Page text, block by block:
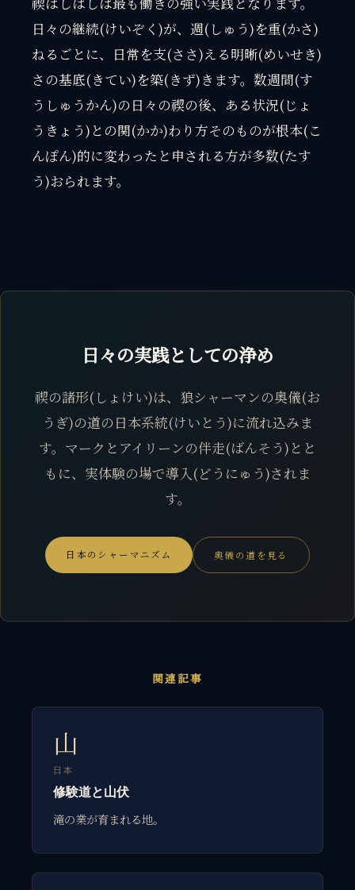
日々の継続(けいぞく)が、週(しゅう)を重(かさ)
ねるごとに、日常を支(ささ)える明晰(めいせき)
さの基底(きてい)を築(きず)きます。数週間(す
うしゅうかん)の日々の禊の後、ある状況(じょ
うきょう)との関(かか)わり方そのものが根本(こ
んぽん)的に変わったと申される方が多数(たす
う)おられます。
日々の実践としての浄め
禊の諸形(しょけい)は、狼シャーマンの奥儀(お
うぎ)の道の日本系統(けいとう)に流れ込みま
す。マークとアイリーンの伴走(ばんそう)とと
もに、実体験の場で導入(どうにゅう)されま
す。
日本のシャーマニズム 奥儀の道を見る
関連記事
山
日本
修験道と山伏
滝の業が育まれる地。